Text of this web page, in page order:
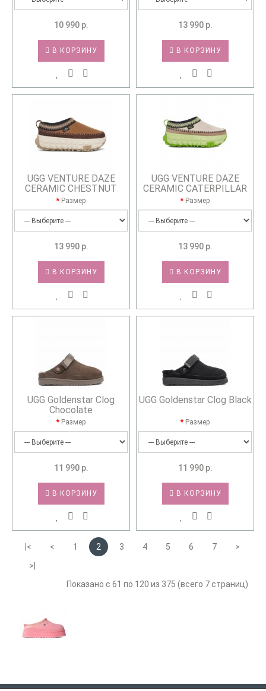
10 990 р.
В КОРЗИНУ
13 990 р.
В КОРЗИНУ
UGG VENTURE DAZE
CERAMIC CHESTNUT
Размер
13 990 р.
В КОРЗИНУ
UGG VENTURE DAZE
CERAMIC CATERPILLAR
Размер
13 990 р.
В КОРЗИНУ
UGG Goldenstar Clog
Chocolate
Размер
11 990 р.
В КОРЗИНУ
UGG Goldenstar Clog Black
Размер
11 990 р.
В КОРЗИНУ
|< < 1 2 3 4 5 6 7
>
>|
Показано с 61 по 120 из 375 (всего 7 страниц)